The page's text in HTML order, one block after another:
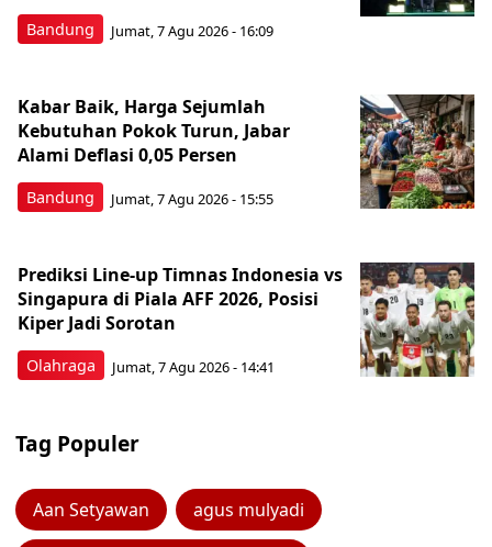
Bandung Jumat, 7 Agu 2026 - 16:09
Bandung
Kabar Baik, Harga Sejumlah
Kebutuhan Pokok Turun, Jabar
Alami Deflasi 0,05 Persen
Jumat, 7 Agu 2026 - 15:55
Olahraga
Prediksi Line-up Timnas Indonesia vs
Singapura di Piala AFF 2026, Posisi
Kiper Jadi Sorotan
Jumat, 7 Agu 2026 - 14:41
Tag Populer
Aan Setyawan agus mulyadi